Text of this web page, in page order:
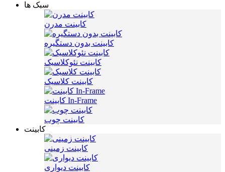
سبک ها
کابینت مدرن
کابینت بدون دستگیره
کابینت نئوکلاسیک
کابینت کلاسیک
کابینت In-Frame
کابینت چوب
کابینت
کابینت زمینی
کابینت دیواری